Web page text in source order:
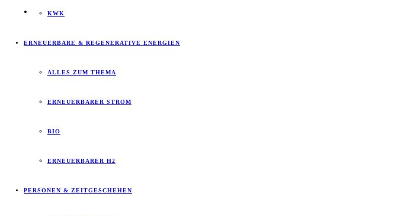
KWK
ERNEUERBARE & REGENERATIVE ENERGIEN
ALLES ZUM THEMA
ERNEUERBARER STROM
BIO
ERNEUERBARER H2
PERSONEN & ZEITGESCHEHEN